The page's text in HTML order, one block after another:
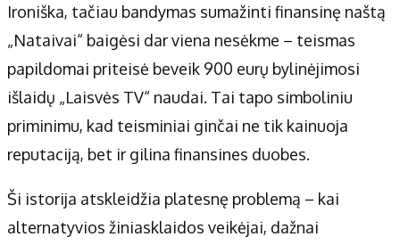
Ironiška, tačiau bandymas sumažinti finansinę naštą
„Nataivai“ baigėsi dar viena nesėkme – teismas
papildomai priteisė beveik 900 eurų bylinėjimosi
išlaidų „Laisvės TV“ naudai. Tai tapo simboliniu
priminimu, kad teisminiai ginčai ne tik kainuoja
reputaciją, bet ir gilina finansines duobes.
Ši istorija atskleidžia platesnę problemą – kai
alternatyvios žiniasklaidos veikėjai, dažnai